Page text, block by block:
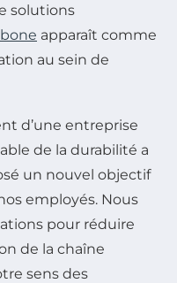
solutions
apparaît comme
au sein de
d’une entreprise
de la durabilité a
un nouvel objectif
employés. Nous
pour réduire
de la chaîne
sens des